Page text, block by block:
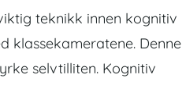
teknikk innen kognitiv
klassekameratene. Denne
selvtilliten. Kognitiv